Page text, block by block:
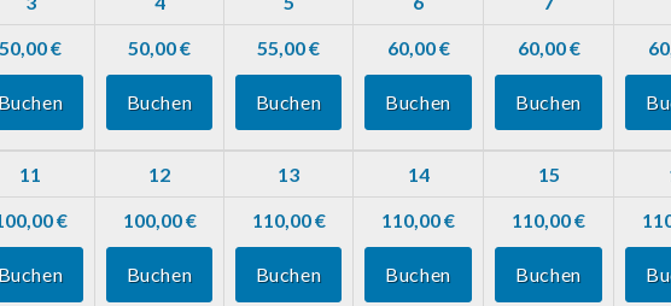
50,00 €
Buchen
50,00 €
Buchen
55,00 €
Buchen
60,00 €
Buchen
60,00 €
Buchen
11 12 13 14 15
€
Buchen
100,00 €
Buchen
110,00 €
Buchen
110,00 €
Buchen
110,00 €
Buchen